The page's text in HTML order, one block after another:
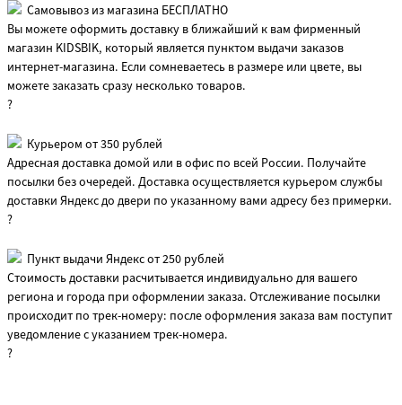
Самовывоз из магазина БЕСПЛАТНО
Вы можете оформить доставку в ближайший к вам фирменный
магазин KIDSBIK, который является пунктом выдачи заказов
интернет-магазина. Если сомневаетесь в размере или цвете, вы
можете заказать сразу несколько товаров.
?
Курьером от 350 рублей
Адресная доставка домой или в офис по всей России. Получайте
посылки без очередей. Доставка осуществляется курьером службы
доставки Яндекс до двери по указанному вами адресу без примерки.
?
Пункт выдачи Яндекс от 250 рублей
Стоимость доставки расчитывается индивидуально для вашего
региона и города при оформлении заказа. Отслеживание посылки
происходит по трек-номеру: после оформления заказа вам поступит
уведомление с указанием трек-номера.
?